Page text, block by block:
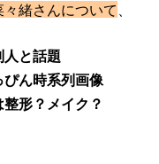
々緒さんについて
人と話題
ん時系列画像
形？メイク？